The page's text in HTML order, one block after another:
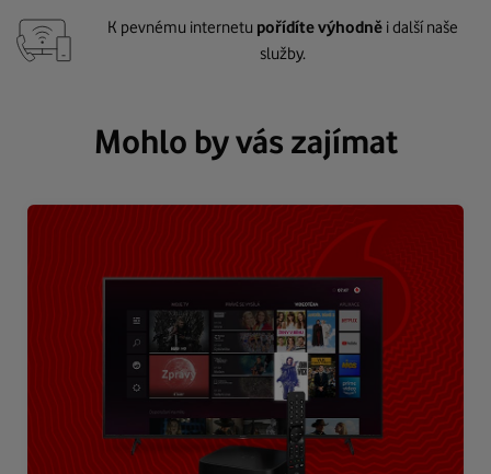
K pevnému internetu pořídíte výhodně i další naše
služby.
Mohlo by vás zajímat